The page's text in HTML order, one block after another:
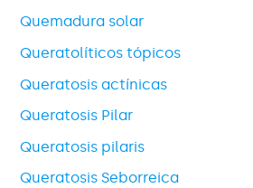
Quemadura solar
Queratolíticos tópicos
Queratosis actínicas
Queratosis Pilar
Queratosis pilaris
Queratosis Seborreica